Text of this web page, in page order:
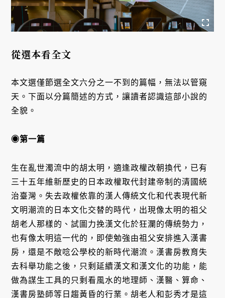
從選本看全文
本文選僅節選全文六分之一不到的篇幅，無法以管窺
天。下面以分篇簡述的方式，讓讀者認識這部小說的
全貌。
◉第一篇
生在亂世濁流中的胡太明，適逢政權改朝換代，已有
三十五年維新歷史的日本政權取代封建帝制的清國統
治臺灣。失去政權依靠的漢人傳統文化和代表現代新
文明潮流的日本文化交替的時代，出現像太明的祖父
胡老人那樣的、試圖力挽漢文化於狂瀾的傳統勢力，
也有像太明這一代的，即使勉強由祖父安排進入漢書
房，還是不敵唸公學校的新時代潮流。漢書房教育失
去科舉功能之後，只剩延續漢文和漢文化的功能，能
做為謀生工具的只剩看風水的地理師、漢醫、算命、
漢書房塾師等日趨黃昏的行業。胡老人和彭秀才是這